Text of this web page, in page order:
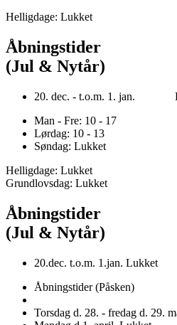
Helligdage: Lukket
Åbningstider
(Jul & Nytår)
20. dec. - t.o.m. 1. jan.
Man - Fre: 10 - 17
Lørdag: 10 - 13
Søndag: Lukket
Helligdage: Lukket
Grundlovsdag: Lukket
Åbningstider
(Jul & Nytår)
20.dec. t.o.m. 1.jan. Lukket
Åbningstider (Påsken)
Torsdag d. 28. - fredag d. 29.